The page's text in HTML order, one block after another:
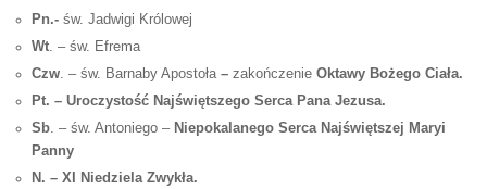
Pn.- św. Jadwigi Królowej
Wt. – św. Efrema
Czw. – św. Barnaby Apostoła – zakończenie Oktawy Bożego Ciała.
Pt. – Uroczystość Najświętszego Serca Pana Jezusa.
Sb. – św. Antoniego – Niepokalanego Serca Najświętszej Maryi
Panny
N. – XI Niedziela Zwykła.